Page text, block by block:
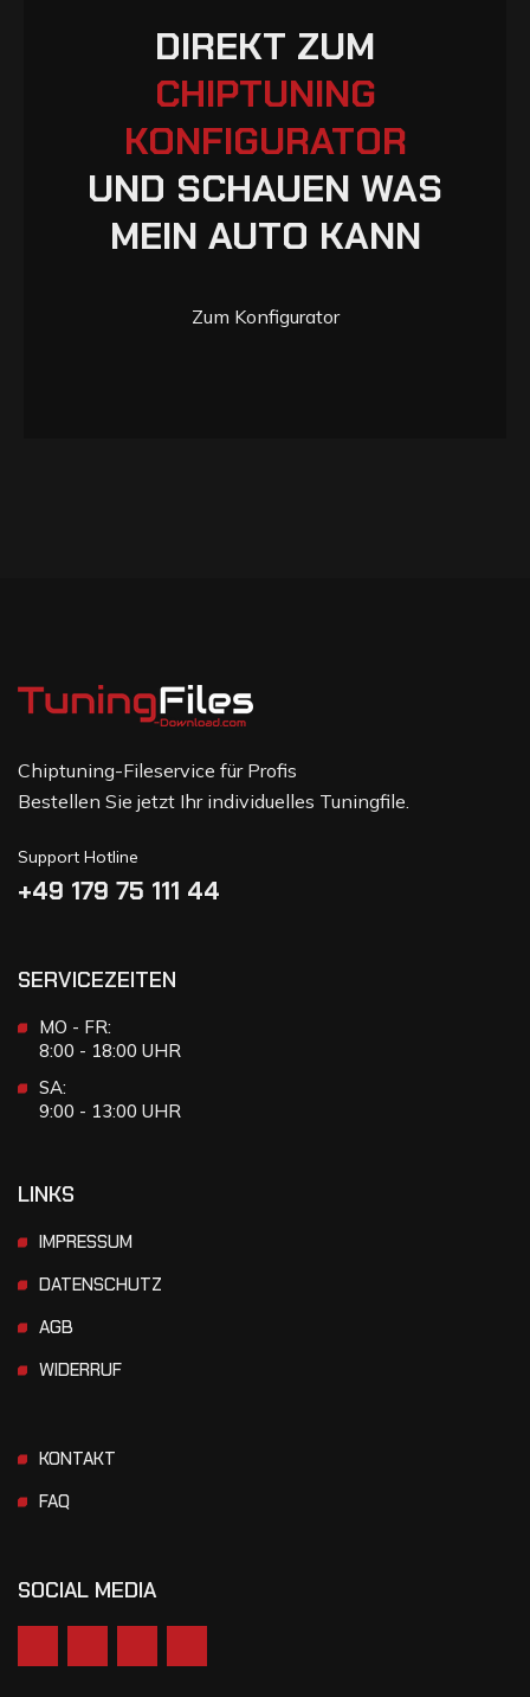
DIREKT ZUM
CHIPTUNING
KONFIGURATOR
UND SCHAUEN WAS
MEIN AUTO KANN
Zum Konfigurator
Chiptuning-Fileservice für Profis
Bestellen Sie jetzt Ihr individuelles Tuningfile.
Support Hotline
+49 179 75 111 44
SERVICEZEITEN
MO - FR:
8:00 - 18:00 UHR
SA:
9:00 - 13:00 UHR
LINKS
IMPRESSUM
DATENSCHUTZ
AGB
WIDERRUF
KONTAKT
FAQ
SOCIAL MEDIA